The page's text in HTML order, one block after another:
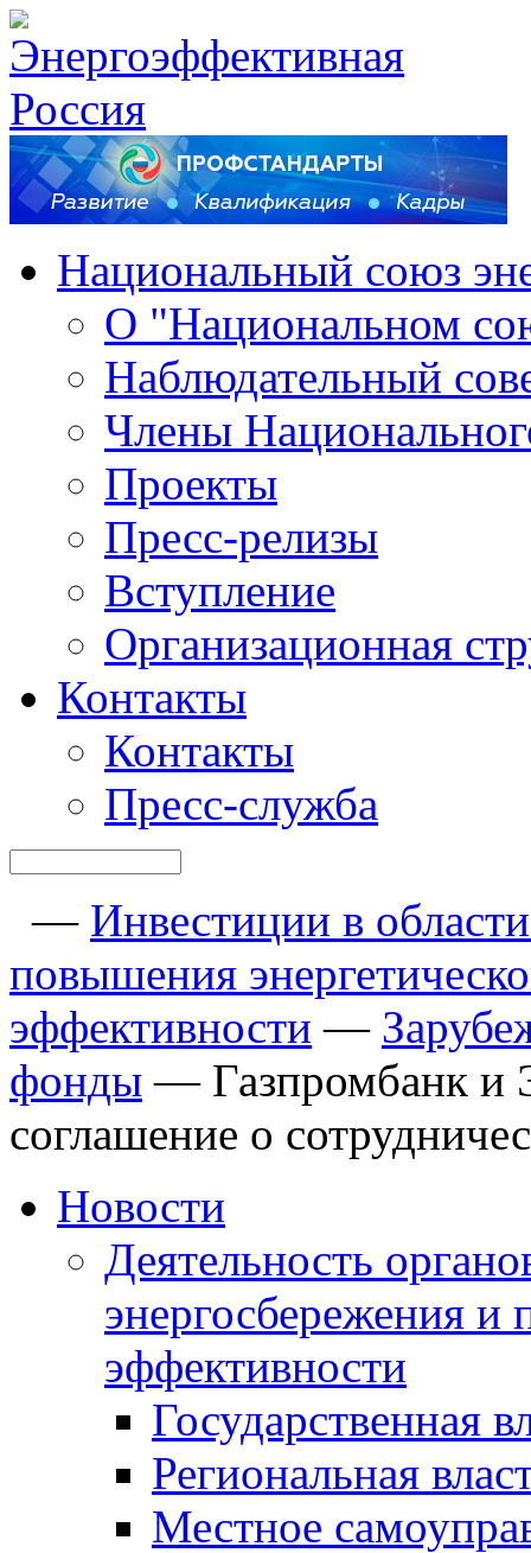
Национальный союз
О "Национальном
Наблюдательный
Члены
Проекты
Пресс-релизы
Вступление
Организационная
Контакты
Контакты
Пресс-служба
— Инвестиции в
повышения
эффективности —
фонды — Газпромбанк и
соглашение о
Новости
Деятельность
энергосбережения и
эффективности
Государственная
Региональная
Местное